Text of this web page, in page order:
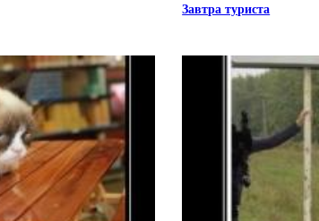
Завтра туриста